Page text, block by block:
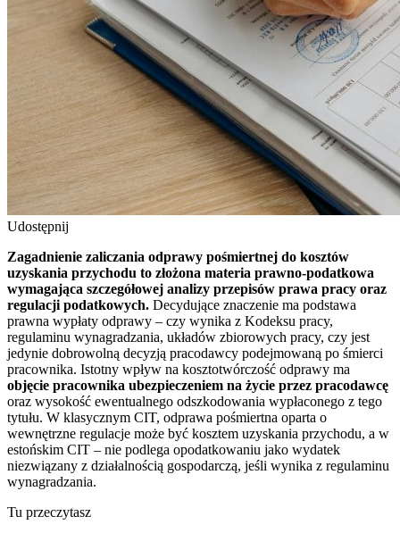
Udostępnij
Zagadnienie zaliczania odprawy pośmiertnej do kosztów
uzyskania przychodu to złożona materia prawno-podatkowa
wymagająca szczegółowej analizy przepisów prawa pracy oraz
regulacji podatkowych. Decydujące znaczenie ma podstawa
prawna wypłaty odprawy – czy wynika z Kodeksu pracy,
regulaminu wynagradzania, układów zbiorowych pracy, czy jest
jedynie dobrowolną decyzją pracodawcy podejmowaną po śmierci
pracownika. Istotny wpływ na kosztotwórczość odprawy ma
objęcie pracownika ubezpieczeniem na życie przez pracodawcę
oraz wysokość ewentualnego odszkodowania wypłaconego z tego
tytułu. W klasycznym CIT, odprawa pośmiertna oparta o
wewnętrzne regulacje może być kosztem uzyskania przychodu, a w
estońskim CIT – nie podlega opodatkowaniu jako wydatek
niezwiązany z działalnością gospodarczą, jeśli wynika z regulaminu
wynagradzania.
Tu przeczytasz